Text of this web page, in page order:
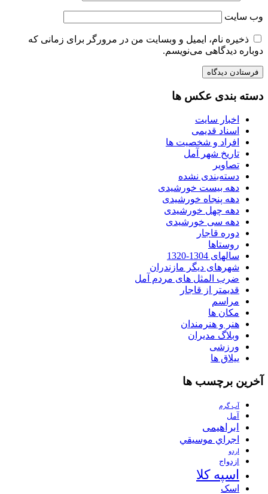
وب‌ سایت
ذخیره نام، ایمیل و وبسایت من در مرورگر برای زمانی که
دوباره دیدگاهی می‌نویسم.
دسته بندی عکس ها
اخبار سایت
اسناد قدیمی
افراد و شخصیت ها
تاریخ شهر آمل
تصاویر
دسته‌بندی نشده
دهه بیست خورشیدی
دهه پنجاه خورشیدی
دهه چهل خورشیدی
دهه سی خورشیدی
دوره قاجار
روستاها
سالهای 1304-1320
شهرهای دیگر مازندران
ضرب المثل های مردم آمل
قدیمتر از قاجار
مراسم
مکان ها
هنر و هنرمندان
وبلاگ مدیران
ورزشی
ییلاق ها
آخرین برچسب ها
آب گرم
آمل
ابراهیمی
اجراي موسيقي
اردو
ازدواج
اسپه کلا
اسک